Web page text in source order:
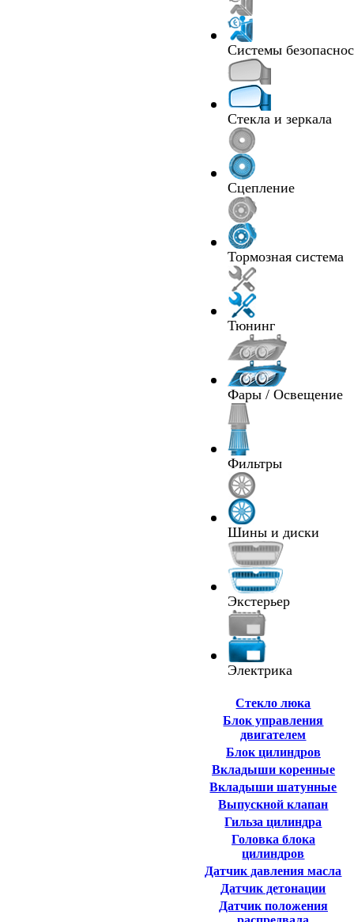
Системы
Стекла и зеркала
Сцепление
Тормозная система
Тюнинг
Фары / Освещение
Фильтры
Шины и диски
Экстерьер
Электрика
Cтекло люка
Блок управления
двигателем
Блок цилиндров
Вкладыши коренные
Вкладыши шатунные
Выпускной клапан
Гильза цилиндра
Головка блока
цилиндров
Датчик давления масла
Датчик детонации
Датчик положения